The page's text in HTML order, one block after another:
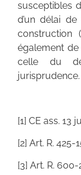
susceptibles
d’un délai
construction
également
celle du
jurisprudence.
[1] CE ass. 13
[2] Art. R.
[3] Art. R.